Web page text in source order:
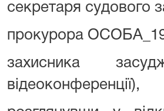
секретаря судового
прокурора
захисника
відеоконференції),